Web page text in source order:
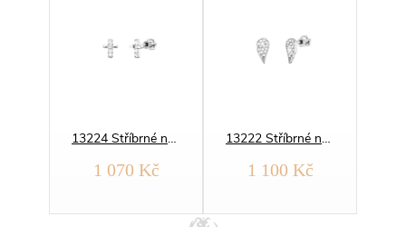
13224 Stříbrné náušnice KŘÍŽ
1 070 Kč
13222 Stříbrné náušnice ANDĚLSKÉ KŘÍDLO
1 100 Kč